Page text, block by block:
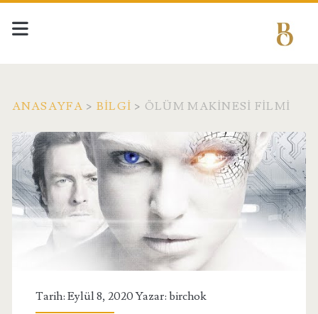
ANASAYFA > BILGI > ÖLÜM MAKINESI FILMI
Tarih: Eylül 8, 2020 Yazar: birchok